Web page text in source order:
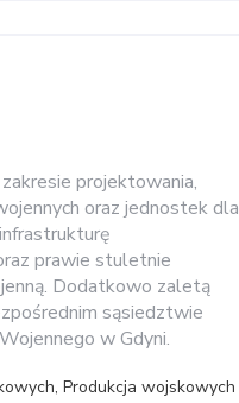
projektowania,
oraz jednostek dla
prawie stuletnie
Dodatkowo zaletą
sąsiedztwie
w Gdyni.
Produkcja wojskowych